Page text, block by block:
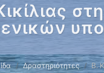
Δραστηριότητες Β.